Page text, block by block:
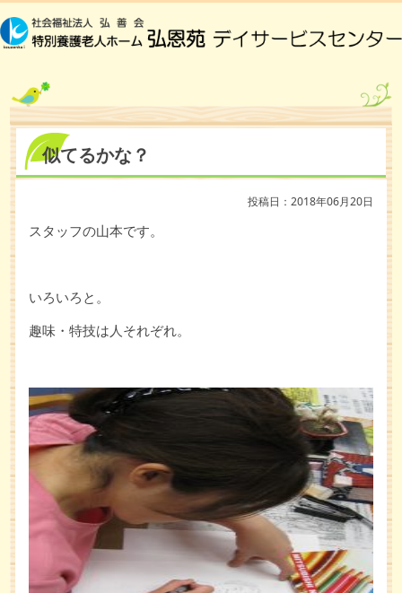
似てるかな？
投稿日：2018年06月20日
スタッフの山本です。
いろいろと。
趣味・特技は人それぞれ。